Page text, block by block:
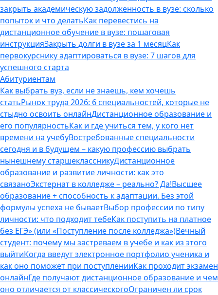
закрыть академическую задолженность в вузе: сколько
попыток и что делатьКак перевестись на
дистанционное обучение в вузе: пошаговая
инструкцияЗакрыть долги в вузе за 1 месяцКак
первокурснику адаптироваться в вузе: 7 шагов для
успешного старта
Абитуриентам
Как выбрать вуз, если не знаешь, кем хочешь
статьРынок труда 2026: 6 специальностей, которые не
стыдно освоить онлайнДистанционное образование и
его популярностьКак и где учиться тем, у кого нет
времени на учебуВостребованные специальности
сегодня и в будущем – какую профессию выбрать
нынешнему старшеклассникуДистанционное
образование и развитие личности: как это
связаноЭкстернат в колледже – реально? Да!Высшее
образование + способность к адаптации. Без этой
формулы успеха не бываетВыбор профессии по типу
личности: что подходит тебеКак поступить на платное
без ЕГЭ» (или «Поступление после колледжа»)Вечный
студент: почему мы застреваем в учебе и как из этого
выйтиКогда введут электронное портфолио ученика и
как оно поможет при поступленииКак проходит экзамен
онлайнГде получают дистанционное образование и чем
оно отличается от классическогоОграничен ли срок